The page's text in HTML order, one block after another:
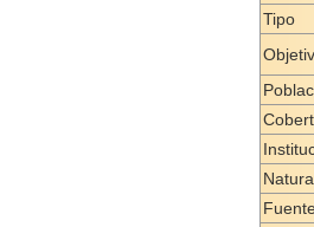
Tipo